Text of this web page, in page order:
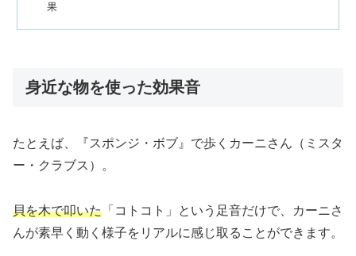
果
身近な物を使った効果音
たとえば、『スポンジ・ボブ』で歩くカーニさん（ミスタ
ー・クラブス）。
貝を木で叩いた 「コトコト」という足音だけで、カーニさ
んが素早く動く様子をリアルに感じ取ることができます。